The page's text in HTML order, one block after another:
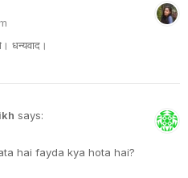
धन्यवाद।
says:
hai fayda kya hota hai?